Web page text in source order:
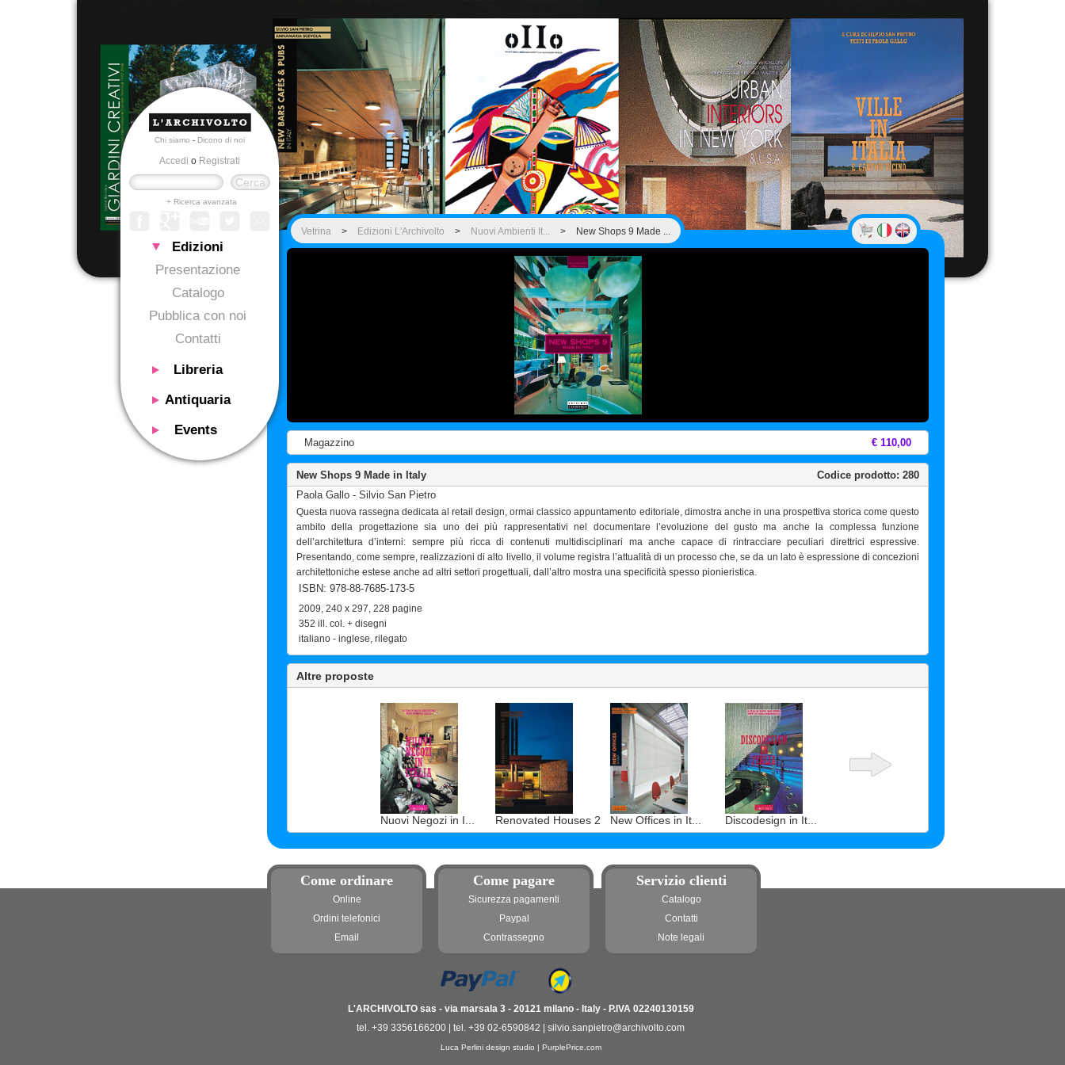
Chi siamo - Dicono di noi
Accedi o Registrati
+ Ricerca avanzata
Edizioni
Presentazione
Catalogo
Pubblica con noi
Contatti
Libreria
Presentazione
Servizi
Riviste
Antiquaria
Presentazione
Si acquistano
Events
Presentazione
Vetrina > Edizioni L'Archivolto > Nuovi Ambienti It... > New Shops 9 Made ...
Magazzino € 110,00
New Shops 9 Made in Italy
Codice prodotto: 280
Paola Gallo - Silvio San Pietro
Questa nuova rassegna dedicata al retail design, ormai classico appuntamento editoriale, dimostra anche in una prospettiva storica come questo
ambito della progettazione sia uno dei più rappresentativi nel documentare l’evoluzione del gusto ma anche la complessa funzione
dell’architettura d’interni: sempre più ricca di contenuti multidisciplinari ma anche capace di rintracciare peculiari direttrici espressive.
Presentando, come sempre, realizzazioni di alto livello, il volume registra l’attualità di un processo che, se da un lato è espressione di concezioni
architettoniche estese anche ad altri settori progettuali, dall’altro mostra una specificità spesso pionieristica.
ISBN: 978-88-7685-173-5
2009, 240 x 297, 228 pagine
352 ill. col. + disegni
italiano - inglese, rilegato
Altre proposte
Nuovi Negozi in I... Renovated Houses 2 New Offices in It... Discodesign in It...
Come ordinare
Online
Ordini telefonici
Email
Come pagare
Sicurezza pagamenti
Paypal
Contrassegno
Servizio clienti
Catalogo
Contatti
Note legali
L'ARCHIVOLTO sas - via marsala 3 - 20121 milano - Italy - P.IVA 02240130159
tel. +39 3356166200 | tel. +39 02-6590842 | silvio.sanpietro@archivolto.com
Luca Perlini design studio | PurplePrice.com